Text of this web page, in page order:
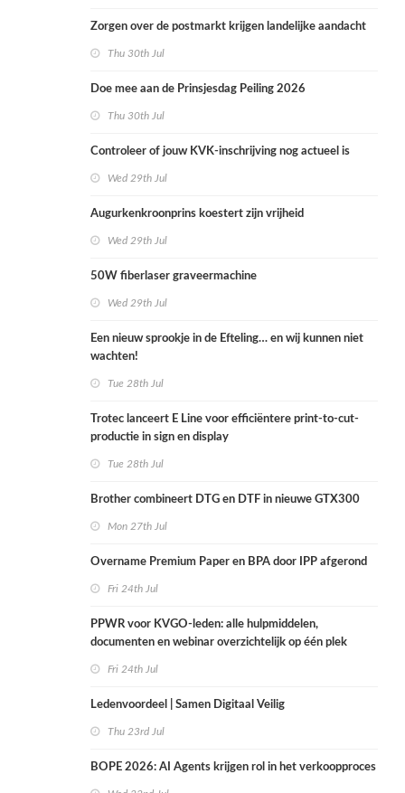
Zorgen over de postmarkt krijgen landelijke aandacht
Thu 30th Jul
Doe mee aan de Prinsjesdag Peiling 2026
Thu 30th Jul
Controleer of jouw KVK-inschrijving nog actueel is
Wed 29th Jul
Augurkenkroonprins koestert zijn vrijheid
Wed 29th Jul
50W fiberlaser graveermachine
Wed 29th Jul
Een nieuw sprookje in de Efteling… en wij kunnen niet
wachten!
Tue 28th Jul
Trotec lanceert E Line voor efficiëntere print-to-cut-
productie in sign en display
Tue 28th Jul
Brother combineert DTG en DTF in nieuwe GTX300
Mon 27th Jul
Overname Premium Paper en BPA door IPP afgerond
Fri 24th Jul
PPWR voor KVGO-leden: alle hulpmiddelen,
documenten en webinar overzichtelijk op één plek
Fri 24th Jul
Ledenvoordeel | Samen Digitaal Veilig
Thu 23rd Jul
BOPE 2026: AI Agents krijgen rol in het verkoopproces